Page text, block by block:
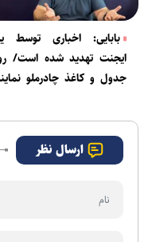
بابایی: اخباری توسط
ایجنت تهدید شده است/
جدول و کاغذ چادرملو
ارسال نظر